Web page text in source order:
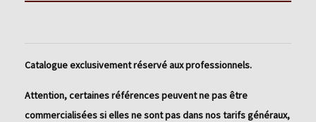
Catalogue exclusivement réservé aux professionnels.
Attention, certaines références peuvent ne pas être
commercialisées si elles ne sont pas dans nos tarifs généraux,